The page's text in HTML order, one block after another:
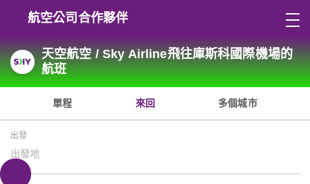
航空公司合作夥伴
天空航空 / Sky Airline飛往庫斯科國際機場的
航班
單程 來回 多個城市
出發
出發地